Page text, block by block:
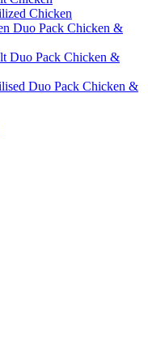
Chicken
Duo Pack Chicken &
Duo Pack Chicken &
Duo Pack Chicken &